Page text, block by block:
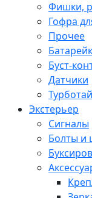
Фишки,
Гофра
Прочее
Буст-
Датчики
Экстерьер
Сигналы
Болты и